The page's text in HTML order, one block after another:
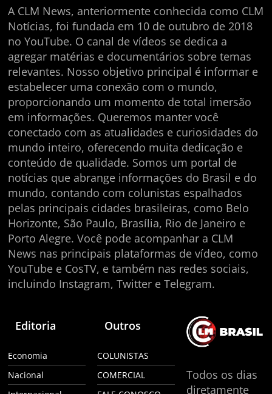
A CLM News, anteriormente conhecida como CLM
Notícias, foi fundada em 10 de outubro de 2018
no YouTube. O canal de vídeos se dedica a
agregar matérias e documentários sobre temas
relevantes. Nosso objetivo principal é informar e
estabelecer uma conexão com o mundo,
proporcionando um momento de total imersão
em informações. Queremos manter você
conectado com as atualidades e curiosidades do
mundo inteiro, oferecendo muita dedicação e
conteúdo de qualidade. Somos um portal de
notícias que abrange informações do Brasil e do
mundo, contando com colunistas espalhados
pelas principais cidades brasileiras, como Belo
Horizonte, São Paulo, Brasília, Rio de Janeiro e
Porto Alegre. Você pode acompanhar a CLM
News nas principais plataformas de vídeo, como
YouTube e CosTV, e também nas redes sociais,
incluindo Instagram, Twitter e Telegram.
Editoria
Economia
Nacional
Outros
COLUNISTAS
COMERCIAL
Todos os dias
diretamente